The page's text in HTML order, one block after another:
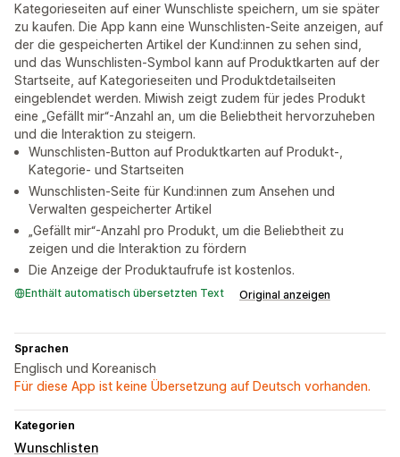
Kategorieseiten auf einer Wunschliste speichern, um sie später
zu kaufen. Die App kann eine Wunschlisten-Seite anzeigen, auf
der die gespeicherten Artikel der Kund:innen zu sehen sind,
und das Wunschlisten-Symbol kann auf Produktkarten auf der
Startseite, auf Kategorieseiten und Produktdetailseiten
eingeblendet werden. Miwish zeigt zudem für jedes Produkt
eine „Gefällt mir“-Anzahl an, um die Beliebtheit hervorzuheben
und die Interaktion zu steigern.
Wunschlisten-Button auf Produktkarten auf Produkt-,
Kategorie- und Startseiten
Wunschlisten-Seite für Kund:innen zum Ansehen und
Verwalten gespeicherter Artikel
„Gefällt mir“-Anzahl pro Produkt, um die Beliebtheit zu
zeigen und die Interaktion zu fördern
Die Anzeige der Produktaufrufe ist kostenlos.
Enthält automatisch übersetzten Text Original anzeigen
Sprachen
Englisch und Koreanisch
Für diese App ist keine Übersetzung auf Deutsch vorhanden.
Kategorien
Wunschlisten